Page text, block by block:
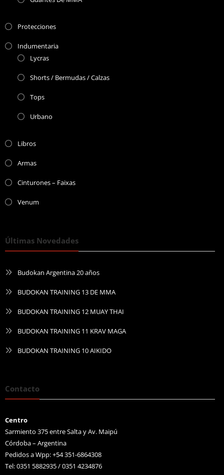
Protecciones
Indumentaria
Lycras
Shorts / Bermudas / Calzas
Tops
Urbano
Libros
Armas
Cinturones – Faixas
Venum
Últimas Novedades
Budokan Argentina 20 años
BUDOKAN TRAINING 13 DE MMA
BUDOKAN TRAINING 12 MUAY THAI
BUDOKAN TRAINING 11 KRAV MAGA
BUDOKAN TRAINING 10 AIKIDO
Contacto
Centro
Sarmiento 375 entre Salta y Av. Maipú
Córdoba – Argentina
Pedidos a Wpp: +54 351-6864308
Tel: 0351 5882935 / 0351 4234876